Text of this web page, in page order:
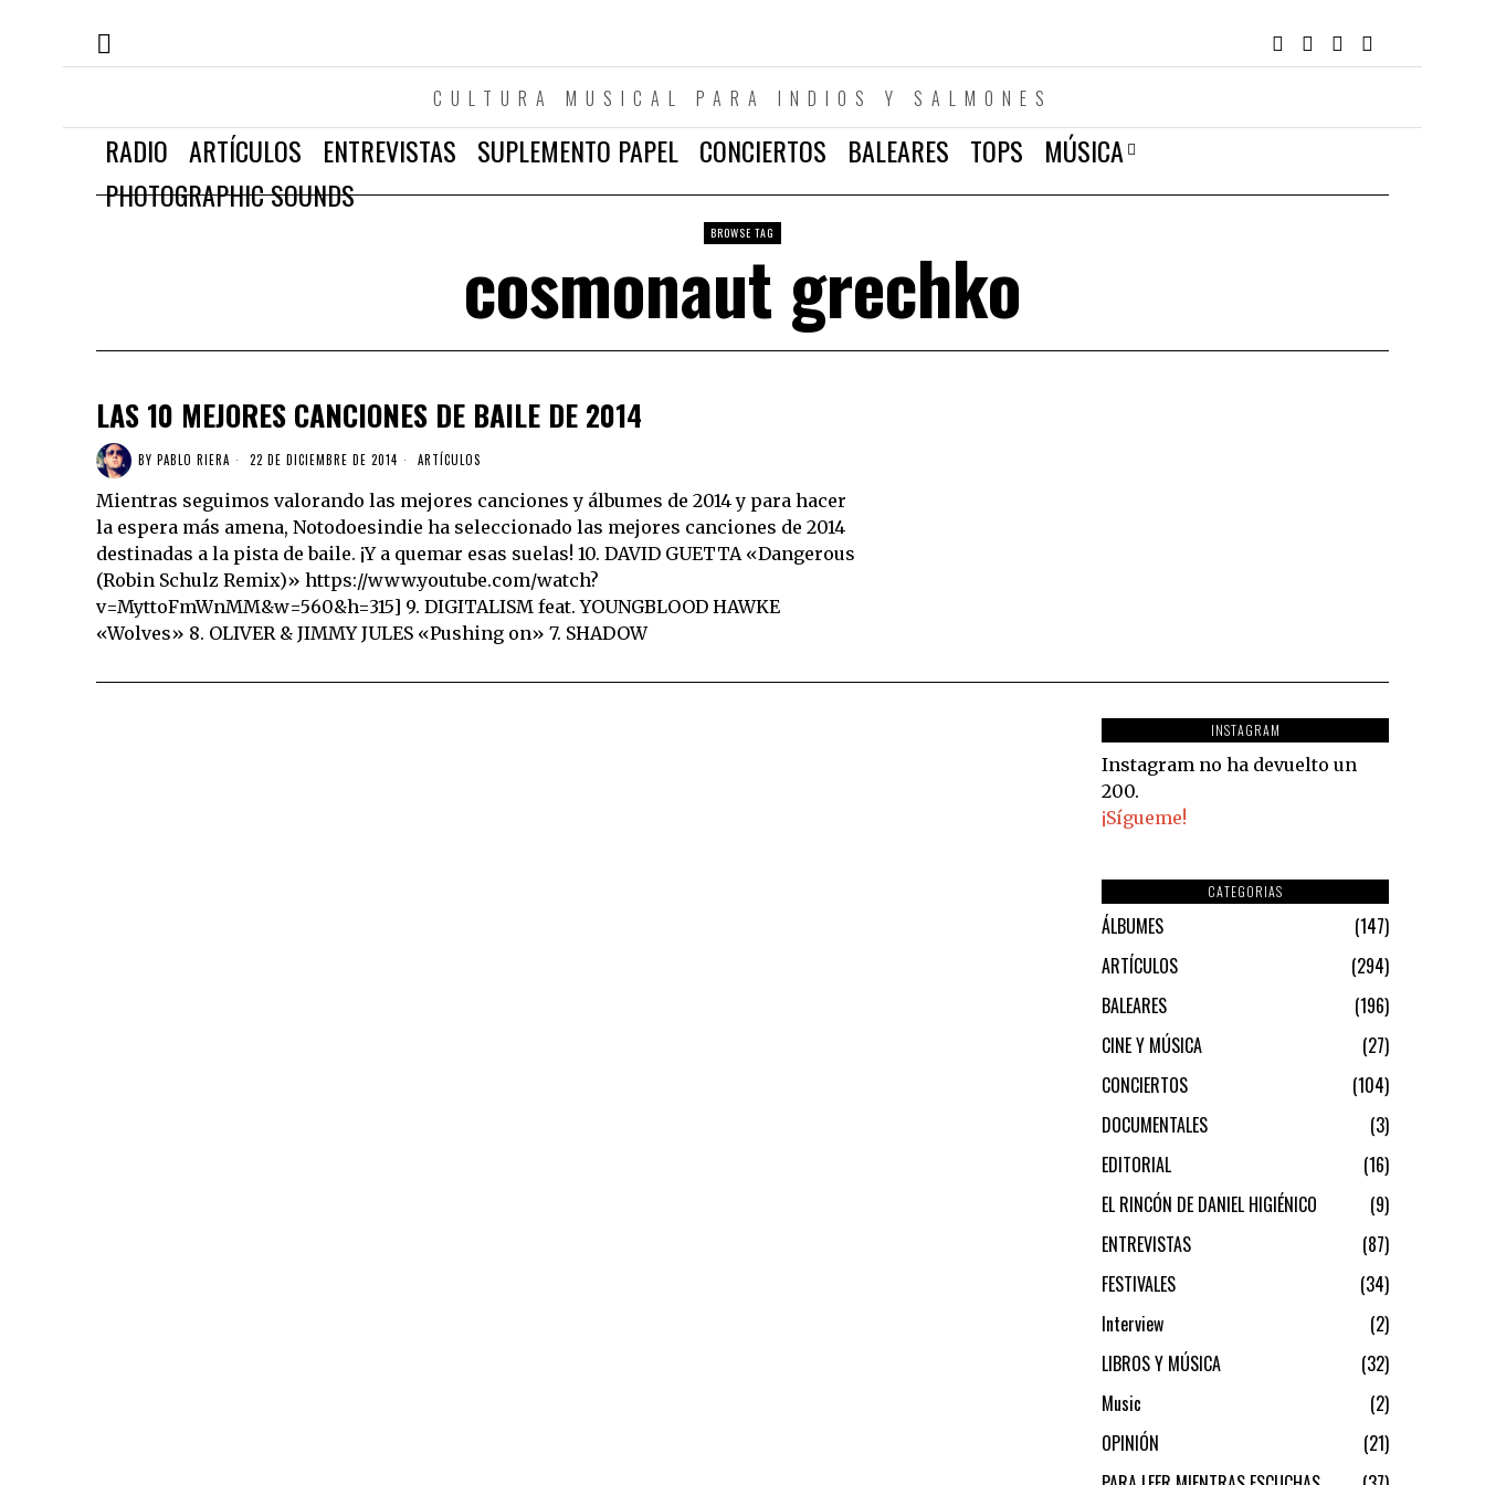
CULTURA MUSICAL PARA INDIOS Y SALMONES
RADIO ARTÍCULOS ENTREVISTAS SUPLEMENTO PAPEL CONCIERTOS BALEARES TOPS
MÚSICA
PHOTOGRAPHIC SOUNDS
BROWSE TAG
cosmonaut grechko
LAS 10 MEJORES CANCIONES DE BAILE DE 2014
BY PABLO RIERA 22 DE DICIEMBRE DE 2014 ARTÍCULOS
Mientras seguimos valorando las mejores canciones y álbumes de 2014 y para hacer
la espera más amena, Notodoesindie ha seleccionado las mejores canciones de 2014
destinadas a la pista de baile. ¡Y a quemar esas suelas! 10. DAVID GUETTA «Dangerous
(Robin Schulz Remix)» https://www.youtube.com/watch?
v=MyttoFmWnMM&w=560&h=315] 9. DIGITALISM feat. YOUNGBLOOD HAWKE
«Wolves» 8. OLIVER & JIMMY JULES «Pushing on» 7. SHADOW
INSTAGRAM
Instagram no ha devuelto un
200.
¡Sígueme!
CATEGORIAS
ÁLBUMES
147
ARTÍCULOS
294
BALEARES
196
CINE Y MÚSICA
27
CONCIERTOS
104
DOCUMENTALES
3
EDITORIAL
16
EL RINCÓN DE DANIEL HIGIÉNICO
9
ENTREVISTAS
87
FESTIVALES
34
Interview
2
LIBROS Y MÚSICA
32
Music
2
OPINIÓN
21